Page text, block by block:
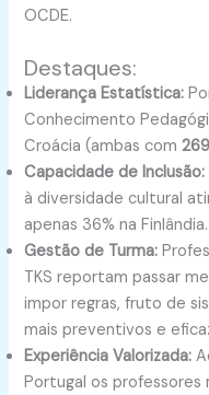
OCDE.
Destaques:
Liderança Estatística:
Conhecimento
Croácia (ambas com269
Capacidade de Inclusão:
à diversidade cultural
apenas 36% na Finlândia.
Gestão de Turma:
TKS reportam passar
impor regras, fruto de
mais preventivos e
Experiência Valorizada:
Portugal os professores